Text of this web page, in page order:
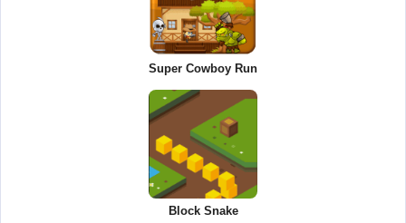
Super Cowboy Run
Block Snake